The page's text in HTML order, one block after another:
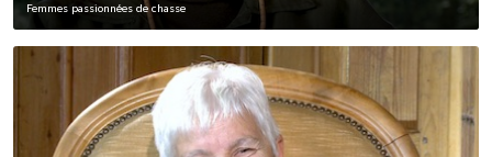
Femmes passionnées de chasse